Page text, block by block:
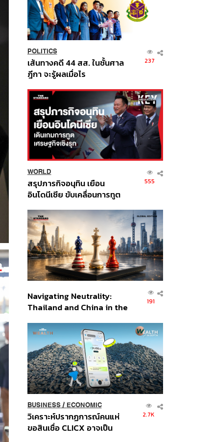
POLITICS
เส้นทางคดี 44 สส. ในชั้นศาล
ฎีกา จะรู้ผลเมื่อไร
237
WORLD
สรุปภารกิจอนุทิน เยือน
อินโดนีเซีย ขับเคลื่อนการทูต
ส่วนยุทธศาสตร์ไทย –
อินโดนีเซีย
555
Navigating Neutrality:
Thailand and China in the
Order
191
BUSINESS/ ECONOMIC
วิเคราะห์ปรากฏการณ์คนแห่
ขอสินเชื่อ CLICX อาจเป็น
2.7K